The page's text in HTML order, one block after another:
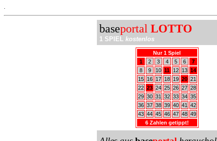
baseportal LOTTO
1 SPIEL kostenlos
Nur 1 Spiel
1
2 3 4 5 6
7
8
9 10 11 12 13 14
15
16 17 18 19 20 21
22 23 24 25 26 27 28
29 30 31 32 33 34 35
36 37 38 39 40 41
42
43 44 45 46 47 48 49
6 Zahlen getippt!